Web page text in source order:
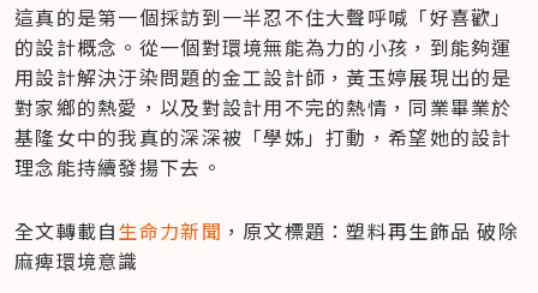
這真的是第一個採訪到一半忍不住大聲呼喊「好喜歡」
的設計概念。從一個對環境無能為力的小孩，到能夠運
用設計解決汙染問題的金工設計師，黃玉婷展現出的是
對家鄉的熱愛，以及對設計用不完的熱情，同業畢業於
基隆女中的我真的深深被「學姊」打動，希望她的設計
理念能持續發揚下去。
全文轉載自生命力新聞 ，原文標題：塑料再生飾品 破除
麻痺環境意識